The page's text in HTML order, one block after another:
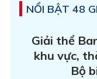
NỔI BẬT 48
Giải thể
khu vực,
Bộ